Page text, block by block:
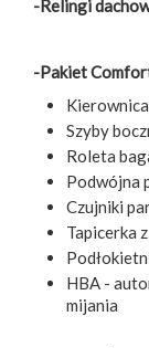
-Relingi
-Pakiet
Szyby
Roleta
Podwójna
Czujniki
Tapicerka
HBA -
mijania